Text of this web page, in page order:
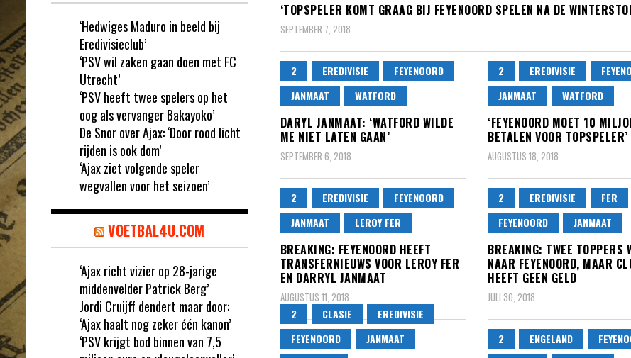
‘TOPSPELER KOMT GRAAG BIJ FEYENOORD SPELEN NA DE
SEPTEMBER 7, 2018
2 EREDIVISIE
FEYENOORD
JANMAAT
WATFORD
DARYL JANMAAT: ‘WATFORD WILDE
ME NIET LATEN GAAN’
SEPTEMBER 6, 2018
2 EREDIVISIE
JANMAAT
WATFORD
‘FEYENOORD MOET 10
BETALEN VOOR TOPSPELER’
AUGUSTUS 18, 2018
2 EREDIVISIE
FEYENOORD
JANMAAT
LEROY FER
BREAKING: FEYENOORD HEEFT
TRANSFERNIEUWS VOOR LEROY FER
EN DARRYL JANMAAT
AUGUSTUS 11, 2018
2 EREDIVISIE
FER
FEYENOORD
JANMAAT
BREAKING: TWEE TOPPERS
NAAR FEYENOORD, MAAR
HEEFT GEEN GELD
JULI 30, 2018
2 CLASIE
EREDIVISIE
FEYENOORD
JANMAAT
2 ENGELAND
‘Hedwiges Maduro in beeld bij
Eredivisieclub’
‘PSV wil zaken gaan doen met FC
Utrecht’
‘PSV heeft twee spelers op het
oog als vervanger Bakayoko’
De Snor over Ajax: ‘Door rood licht
rijden is ook dom’
‘Ajax ziet volgende speler
wegvallen voor het seizoen’
VOETBAL4U.COM
‘Ajax richt vizier op 28-jarige
middenvelder Patrick Berg’
Jordi Cruijff dendert maar door:
‘Ajax haalt nog zeker één kanon’
‘PSV krijgt bod binnen van 7,5